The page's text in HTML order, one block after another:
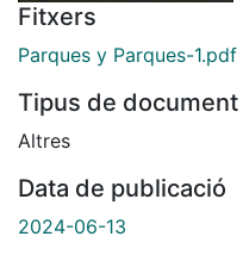
Fitxers
Parques y Parques-1.pdf
Tipus de document
Altres
Data de publicació
2024-06-13